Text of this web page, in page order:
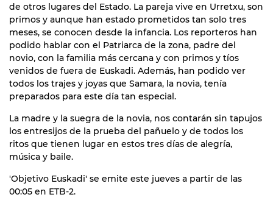
de otros lugares del Estado. La pareja vive en Urretxu, son
primos y aunque han estado prometidos tan solo tres
meses, se conocen desde la infancia. Los reporteros han
podido hablar con el Patriarca de la zona, padre del
novio, con la familia más cercana y con primos y tíos
venidos de fuera de Euskadi. Además, han podido ver
todos los trajes y joyas que Samara, la novia, tenía
preparados para este día tan especial.
La madre y la suegra de la novia, nos contarán sin tapujos
los entresijos de la prueba del pañuelo y de todos los
ritos que tienen lugar en estos tres días de alegría,
música y baile.
'Objetivo Euskadi' se emite este jueves a partir de las
00:05 en ETB-2.